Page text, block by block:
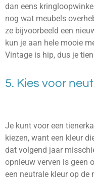
dan eens
nog wat meubels
ze bijvoorbeeld een
kun je aan hele mooie
Vintage is hip, dus je
5. Kies voor
Je kunt voor een
kiezen, want een kleur
dat volgend jaar
opnieuw verven is geen
een neutrale kleur op de